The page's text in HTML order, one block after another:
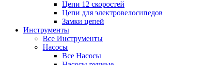
Цепи 12 скоростей
Цепи для электровелосипедов
Замки цепей
Инструменты
Все Инструменты
Насосы
Все Насосы